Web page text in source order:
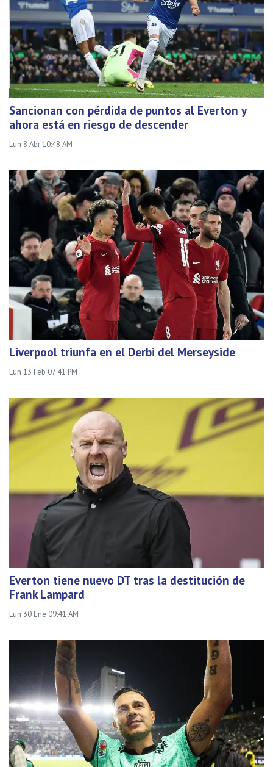
Sancionan con pérdida de puntos al Everton y
ahora está en riesgo de descender
Lun 8 Abr 10:48 AM
Liverpool triunfa en el Derbi del Merseyside
Lun 13 Feb 07:41 PM
Everton tiene nuevo DT tras la destitución de
Frank Lampard
Lun 30 Ene 09:41 AM